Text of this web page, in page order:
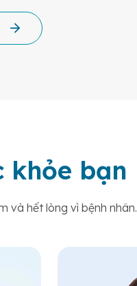
khỏe bạn
và hết lòng vì bệnh nhân.